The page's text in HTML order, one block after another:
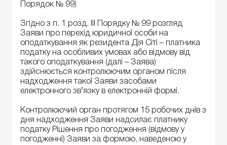
Порядок № 99)
Згідно з п. 1 розд. ІІІ Порядку № 99 розгляд
Заяви про перехід юридичної особи на
оподаткування як резидента Дія Сіті – платника
податку на особливих умовах або відмову від
такого оподаткування (далі – Заява)
здійснюється контролюючим органом після
надходження такої Заяви засобами
електронного зв’язку в електронній формі.
Контролюючий орган протягом 15 робочих днів з
дня надходження Заяви надсилає платнику
податку Рішення про погодження (відмову у
погодженні) Заяви за формою, наведеною у